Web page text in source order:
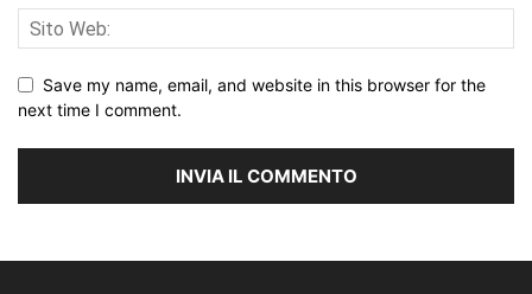
Save my name, email, and website in this browser for the
next time I comment.